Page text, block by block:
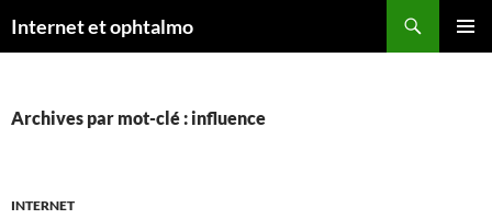
auInternet et ophtalmo
Archives par mot-clé : influence
INTERNET